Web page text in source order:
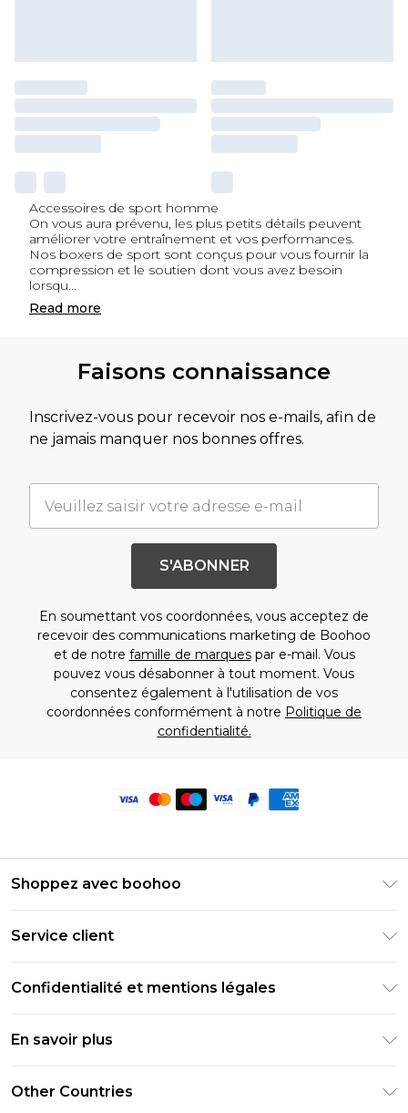
Accessoires de sport homme
On vous aura prévenu, les plus petits détails peuvent
améliorer votre entraînement et vos performances.
Nos boxers de sport sont conçus pour vous fournir la
compression et le soutien dont vous avez besoin
lorsqu...
Read more
Faisons connaissance
Inscrivez-vous pour recevoir nos e-mails, afin de
ne jamais manquer nos bonnes offres.
S'ABONNER
En soumettant vos coordonnées, vous acceptez de
recevoir des communications marketing de Boohoo
et de notre famille de marquespar e-mail. Vous
pouvez vous désabonner à tout moment. Vous
consentez également à l'utilisation de vos
coordonnées conformément à notre Politique de
confidentialité.
Shoppez avec boohoo
PayPal
Clearpay
Klarna
Réduction étudiant - Student Beans
Réduction étudiant - UNiDAYS
Service client
Informations de livraison
Informations sur les retours
Contactez-nous
Confidentialité et mentions légales
Conditions d'utilisation
En savoir plus
Other Countries